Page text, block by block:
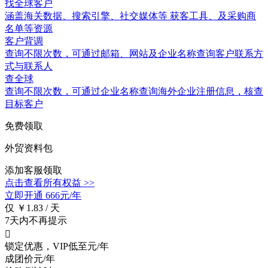
找全球客户
涵盖海关数据 、搜索引擎、社交媒体等 获客工具、及采购商
名单等资源
客户背调
查询不限次数 ，可通过邮箱、网站及企业名称查询客户联系方
式与联系人
查全球
查询不限次数 ，可通过企业名称查询海外企业注册信息，核查
目标客户
免费领取
外贸资料包
添加客服领取
点击查看所有权益 >>
立即开通 666元/年
仅 ￥1.83 / 天
7天内不再提示

锁定优惠，VIP低至元/年
成团价元/年